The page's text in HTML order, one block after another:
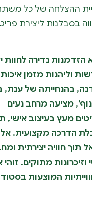
ההצלחה של כל
בסבלנות ליצירת
הזדמנות נדירה לחוות
וליהנות מזמן איכות
בהנחייתה של
מציעה מרחב נעים
מעץ בעיצוב אישי,
הדרכה מקצועית. אל
חוויה יצירתית
מתוקים.
המוצעות